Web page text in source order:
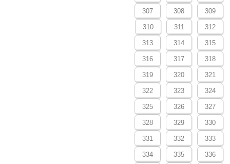
307 308 309
310 311 312
313 314 315
316 317 318
319 320 321
322 323 324
325 326 327
328 329 330
331 332 333
334 335 336